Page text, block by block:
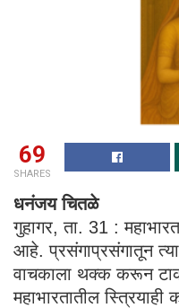
69
SHARES
धनंजय चितळे
गुहागर, ता. 31 :
आहे. प्रसंगाप्रसंगातून
वाचकाला थक्क करून
महाभारतातील स्त्रियाही